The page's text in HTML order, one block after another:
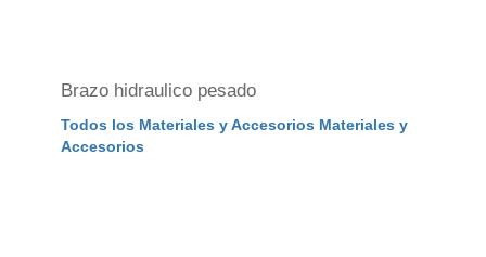
Brazo hidraulico pesado
Todos los Materiales y Accesorios Materiales y
Accesorios